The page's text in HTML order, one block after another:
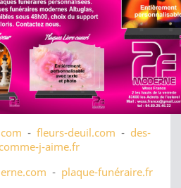
- fleurs-deuil.com - des-
j-aime.fr
- plaque-funéraire.fr